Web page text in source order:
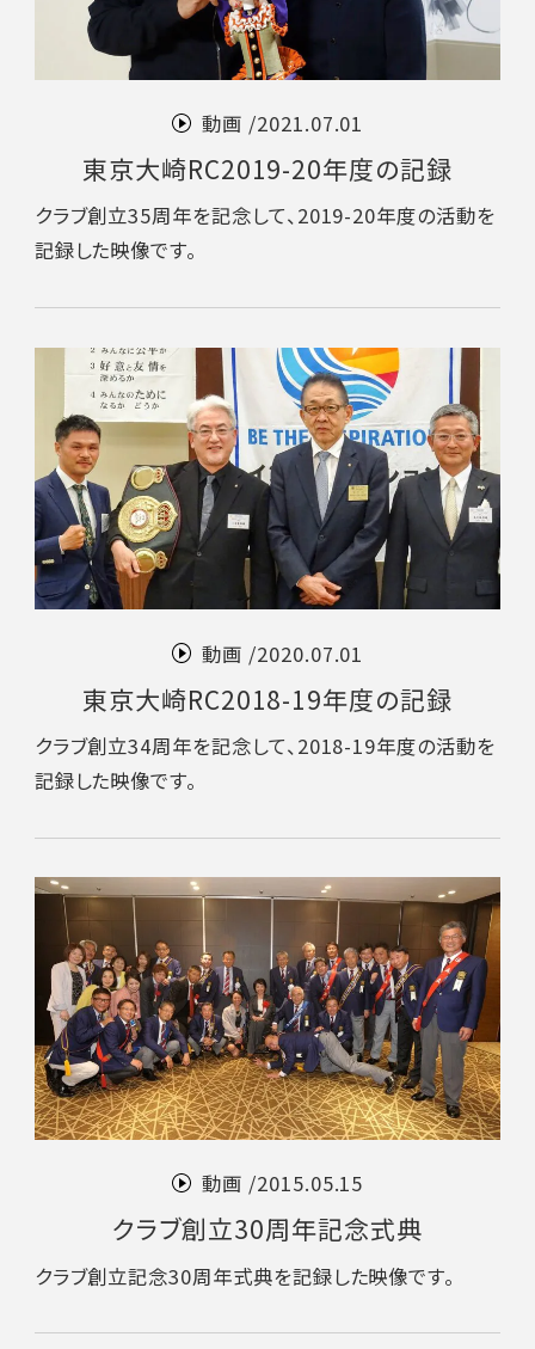
動画 /2021.07.01
東京大崎RC2019-20年度の記録
クラブ創立35周年を記念して、2019-20年度の活動を
記録した映像です。
動画 /2020.07.01
東京大崎RC2018-19年度の記録
クラブ創立34周年を記念して、2018-19年度の活動を
記録した映像です。
動画 /2015.05.15
クラブ創立30周年記念式典
クラブ創立記念30周年式典を記録した映像です。